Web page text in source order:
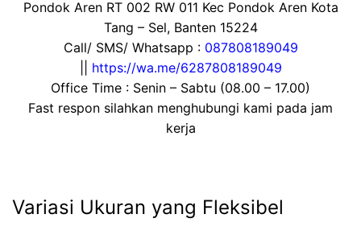
Pondok Aren RT 002 RW 011 Kec Pondok Aren Kota
Tang – Sel, Banten 15224
Call/ SMS/ Whatsapp : 087808189049
https://wa.me/6287808189049
Office Time : Senin – Sabtu (08.00 – 17.00)
Fast respon silahkan menghubungi kami pada jam
kerja
Variasi Ukuran yang Fleksibel